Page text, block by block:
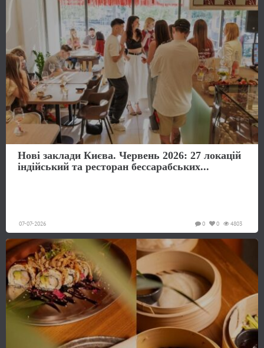
Нові заклади Києва. Червень 2026: 27 локацій
індійський та ресторан бессарабських...
07-07-2026 4803
0
0